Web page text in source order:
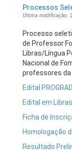
Processos
Última modificação:
Processo
de Professor
Libras/Língua
Nacional de
professores da
Edital
Edital em Libras
Ficha de
Homologação
Resultado